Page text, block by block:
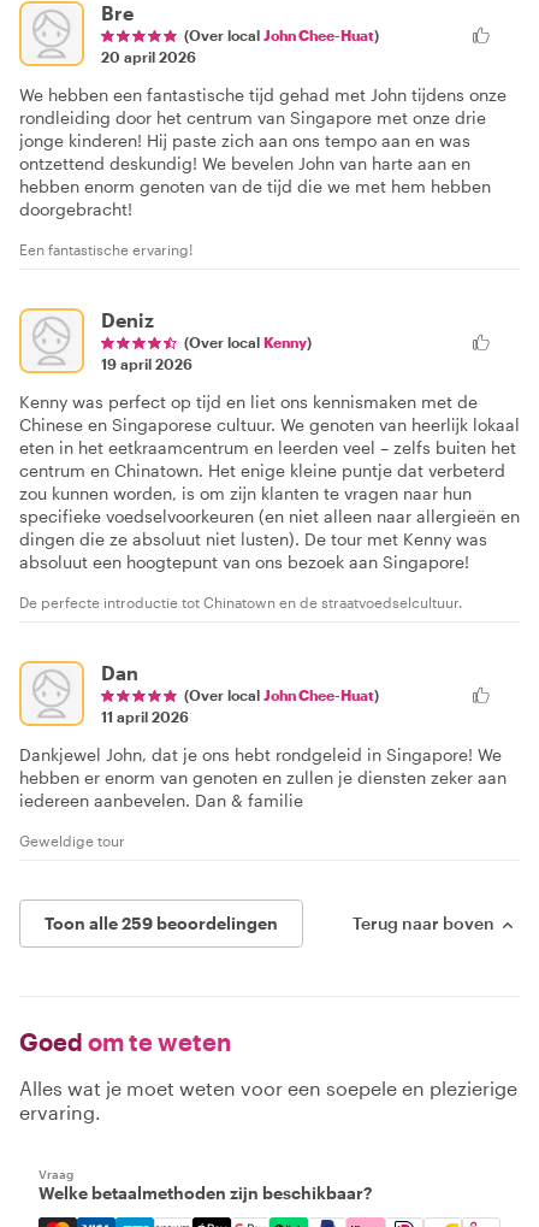
Bre
(Over local John Chee-Huat)
20 april 2026
We hebben een fantastische tijd gehad met John tijdens onze
rondleiding door het centrum van Singapore met onze drie
jonge kinderen! Hij paste zich aan ons tempo aan en was
ontzettend deskundig! We bevelen John van harte aan en
hebben enorm genoten van de tijd die we met hem hebben
doorgebracht!
Een fantastische ervaring!
Deniz
(Over local Kenny)
19 april 2026
Kenny was perfect op tijd en liet ons kennismaken met de
Chinese en Singaporese cultuur. We genoten van heerlijk lokaal
eten in het eetkraamcentrum en leerden veel – zelfs buiten het
centrum en Chinatown. Het enige kleine puntje dat verbeterd
zou kunnen worden, is om zijn klanten te vragen naar hun
specifieke voedselvoorkeuren (en niet alleen naar allergieën en
dingen die ze absoluut niet lusten). De tour met Kenny was
absoluut een hoogtepunt van ons bezoek aan Singapore!
De perfecte introductie tot Chinatown en de straatvoedselcultuur.
Dan
(Over local John Chee-Huat)
11 april 2026
Dankjewel John, dat je ons hebt rondgeleid in Singapore! We
hebben er enorm van genoten en zullen je diensten zeker aan
iedereen aanbevelen. Dan & familie
Geweldige tour
Toon alle 259 beoordelingen Terug naar boven
Goed om te weten
Alles wat je moet weten voor een soepele en plezierige
ervaring.
Vraag
Welke betaalmethoden zijn beschikbaar?